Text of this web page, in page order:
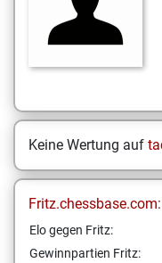
Keine Wertung auf
Fritz.chessbase.com:
Elo gegen Fritz:
Gewinnpartien Fritz: